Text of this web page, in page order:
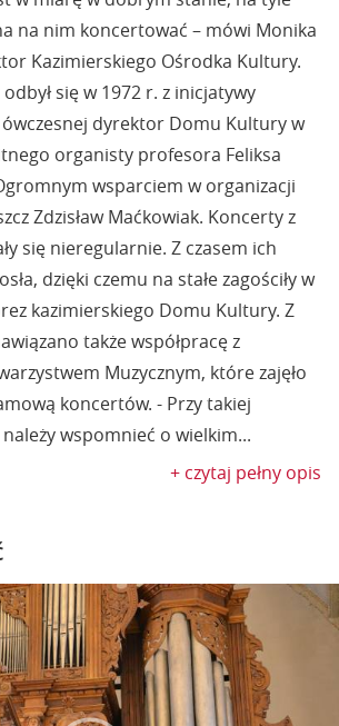
na nim koncertować – mówi Monika
Kazimierskiego Ośrodka Kultury.
się w 1972 r. z inicjatywy
ówczesnej dyrektor Domu Kultury w
organisty profesora Feliksa
wsparciem w organizacji
Zdzisław Maćkowiak. Koncerty z
się nieregularnie. Z czasem ich
dzięki czemu na stałe zagościły w
kazimierskiego Domu Kultury. Z
także współpracę z
Muzycznym, które zajęło
koncertów. - Przy takiej
wspomnieć o wielkim...
+ czytaj pełny opis